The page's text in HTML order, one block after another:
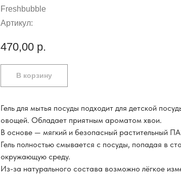
Freshbubble
Артикул:
470,00 р.
В корзину
Гель для мытья посуды подходит для детской
овощей. Обладает приятным ароматом хвои.
В основе — мягкий и безопасный растительный
Гель полностью смывается с посуды, попадая в
окружающую среду.
Из-за натурального состава возможно лёгкое